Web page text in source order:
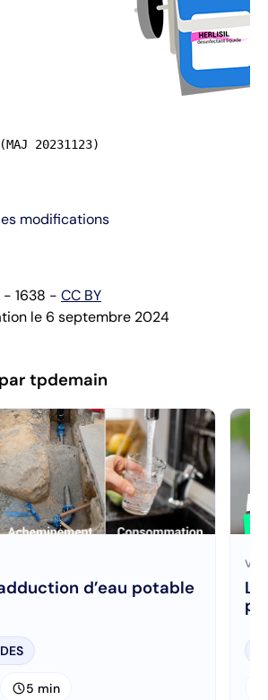
20231123)
modifications
- 1638 - CC BY
le 6 septembre 2024
tpdemain
d’eau potable
schedule5 min